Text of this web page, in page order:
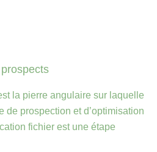
la pierre angulaire sur laquelle
de prospection et d’optimisation
fichier est une étape